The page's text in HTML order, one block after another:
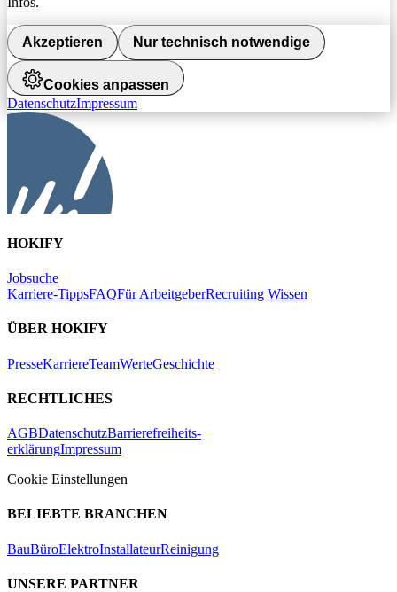
Akzeptieren Nur technisch notwendige
Cookies anpassen
DatenschutzImpressum
HOKIFY
Jobsuche
Karriere-TippsFAQFür ArbeitgeberRecruiting Wissen
ÜBER HOKIFY
PresseKarriereTeamWerteGeschichte
RECHTLICHES
AGBDatenschutzBarrierefreiheits-
erklärungImpressum
Cookie Einstellungen
BELIEBTE BRANCHEN
BauBüroElektroInstallateurReinigung
UNSERE PARTNER